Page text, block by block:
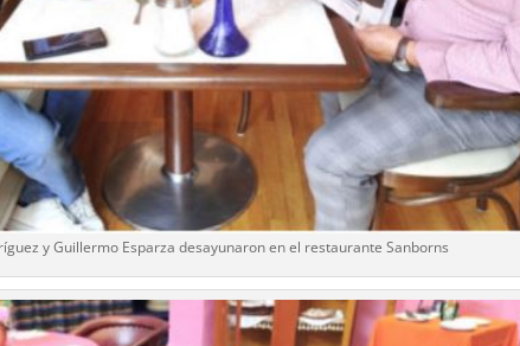
y Guillermo Esparza desayunaron en el restaurante Sanborns